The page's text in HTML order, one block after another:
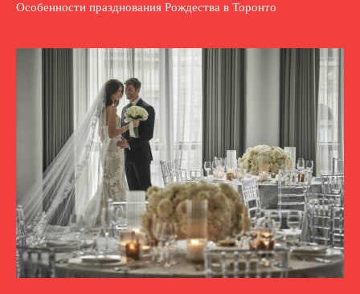
Особенности празднования Рождества в Торонто